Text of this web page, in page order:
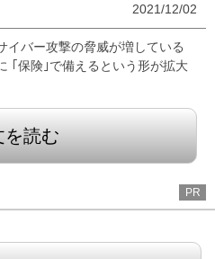
2021/12/02
イバー攻撃の脅威が増している
｢保険｣で備えるという形が拡大
を読む
PR